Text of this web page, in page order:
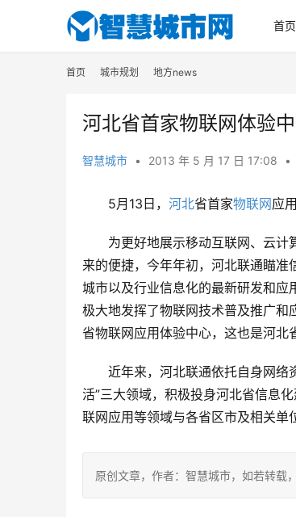
首页
首页 城市规划 地方news
河北省首家物联网体验
智慧城市 • 2013 年 5 月 17 日 17:08 •
5月13日， 河北省首家物联网应用
为更好地展示移动互联网、云
来的便捷，今年年初，河北联通瞄
城市以及行业信息化的最新研发和应
极大地发挥了物联网技术普及推广
省物联网应用体验中心，这也是河北
近年来，河北联通依托自身网络
活”三大领域，积极投身河北省信息
联网应用等领域与各省区市及相关单
原创文章，作者：智慧城市，如若转